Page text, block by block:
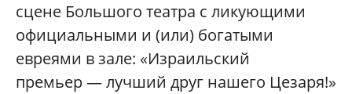
сцене Большого театра с ликующими
официальными и (или) богатыми
евреями в зале: «Израильский
премьер — лучший друг нашего Цезаря!»